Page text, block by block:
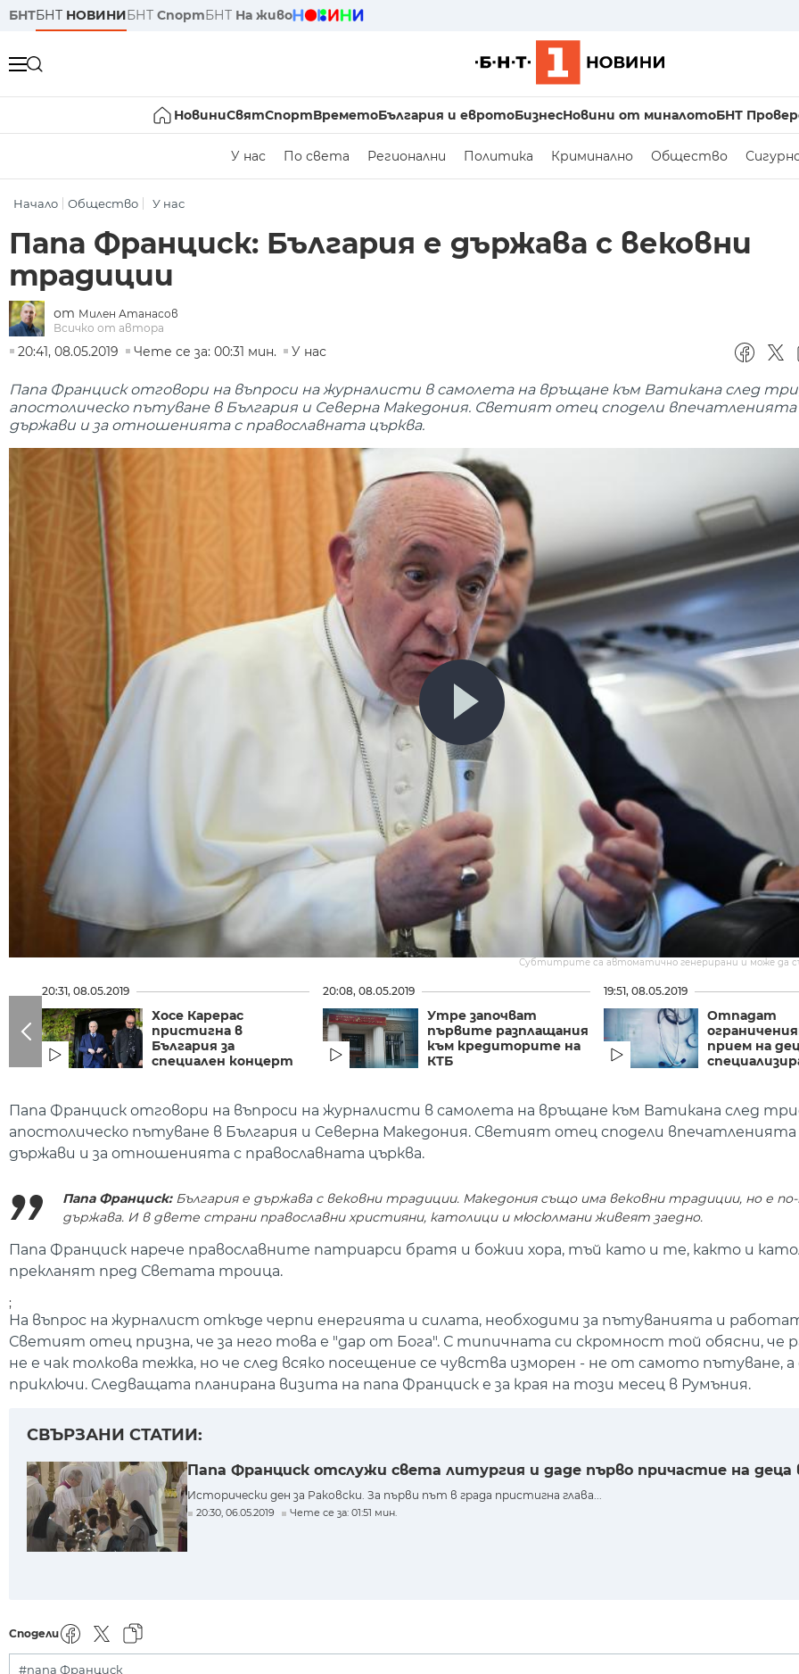
БНТБНТ НОВИНИБНТ СпортБНТ На живо
НовиниСвятСпортВреметоБългария и евротоБизнесНовини от миналотоБНТ
У нас По света Регионални Политика Криминално Общество
Начало Общество У нас
Папа Франциск: България е държава с вековни
традиции
от Милен Атанасов
Всичко от автора
20:41, 08.05.2019
Чете се за: 00:31 мин. У нас
Папа Франциск отговори на въпроси на журналисти в самолета на връщане към Ватикана след
апостолическо пътуване в България и Северна Македония. Светият отец сподели впечатленията
държави и за отношенията с православната църква.
Субтитрите са автоматично генерирани и може да
20:31, 08.05.2019
Хосе Карерас
пристигна в
България за
специален концерт
20:08, 08.05.2019
Утре започват
първите разплащания
към кредиторите на
КТБ
19:51, 08.05.2019
Отпадат
прием на
Папа Франциск отговори на въпроси на журналисти в самолета на връщане към Ватикана след
апостолическо пътуване в България и Северна Македония. Светият отец сподели впечатленията
държави и за отношенията с православната църква.
Папа Франциск: България е държава с вековни традиции. Македония също има вековни традиции, но е
държава. И в двете страни православни християни, католици и мюсюлмани живеят заедно.
Папа Франциск нарече православните патриарси братя и божии хора, тъй като и те, както и
прекланят пред Светата троица.
;
На въпрос на журналист откъде черпи енергията и силата, необходими за пътуванията и
Светият отец призна, че за него това е "дар от Бога". С типичната си скромност той обясни, че
не е чак толкова тежка, но че след всяко посещение се чувства изморен - не от самото пътуване,
приключи. Следващата планирана визита на папа Франциск е за края на този месец в Румъния.
СВЪРЗАНИ СТАТИИ:
Папа Франциск отслужи света литургия и даде първо причастие на деца
Исторически ден за Раковски. За първи път в града пристигна глава...
20:30, 06.05.2019 Чете се за: 01:51 мин.
Сподели
#папа Франциск